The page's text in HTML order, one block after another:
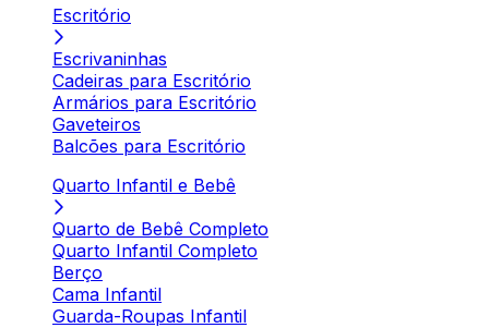
Escritório
Escrivaninhas
Cadeiras para Escritório
Armários para Escritório
Gaveteiros
Balcões para Escritório
Quarto Infantil e Bebê
Quarto de Bebê Completo
Quarto Infantil Completo
Berço
Cama Infantil
Guarda-Roupas Infantil